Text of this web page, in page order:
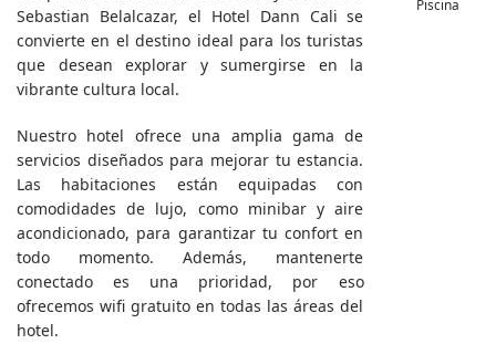
Sebastian Belalcazar, el Hotel Dann Cali se
convierte en el destino ideal para los turistas
que desean explorar y sumergirse en la
vibrante cultura local.
Nuestro hotel ofrece una amplia gama de
servicios diseñados para mejorar tu estancia.
Las habitaciones están equipadas con
comodidades de lujo, como minibar y aire
acondicionado, para garantizar tu confort en
todo momento. Además, mantenerte
conectado es una prioridad, por eso
ofrecemos wifi gratuito en todas las áreas del
hotel.
Piscina